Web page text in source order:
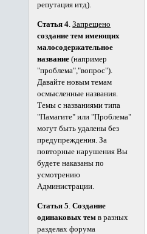
репутация итд).
Статья 4.Запрещено
создание тем имеющих
малосодержательное
название (например
"проблема","вопрос").
Давайте новым темам
осмысленные названия.
Темы с названиями типа
"Памагите" или "Проблема"
могут быть удалены без
предупреждения. За
повторные нарушения Вы
будете наказаны по
усмотрению
Администрации.
Статья 5.Создание
одинаковых тем в разных
разделах форума